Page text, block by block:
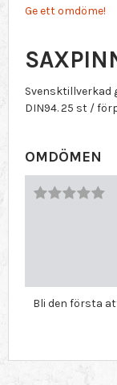
Ge ett omdöme!
DIN94. 25 st /
OMDÖMEN
Bli den första